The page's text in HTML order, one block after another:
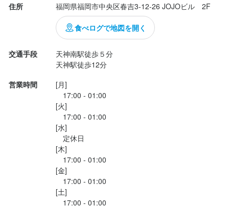
︎︎︎︎︎︎☑︎和牛ハンバーグ定食
ふっくらジューシーで、肉汁たっぷり！和牛ならではの旨みが口
いっぱいに広がり、ソースとの相性も抜群。ご飯がどんどん進み
ます。
・
クリーミーなのに後味さっぱり...
住所 福岡県福岡市中央区春吉3-12-26 JOJOビル　2F
食べログで地図を開く
交通手段
天神南駅徒歩５分
天神駅徒歩12分
営業時間
[月]
17:00 - 01:00
[火]
17:00 - 01:00
[水]
定休日
[木]
17:00 - 01:00
[金]
17:00 - 01:00
[土]
17:00 - 01:00
✨運営企業「株式会社confront」✨
￣￣￣￣￣￣￣￣￣￣￣￣￣￣￣￣￣￣
焼肉BAKUFUを展開するのは、飲食店などの内装工事を設計やデ
ザインから手掛ける「株式会社confront」。
長年飲食店の内装工事を手掛けてきたからこその働きやすい環境
とお客様に楽しんでいただける店舗内装になっております。
飲食事業以外の事業を行っているからこその事業安定性は働く社
員の方の安心に繋がります。
焼肉BAKUFUも日を追うごとにお客様が増え続けており、将来的
なさらなる店舗展開時の店長のポストなど将来的なキャリアアッ
プと安定を兼ね備えた環境で働くことが可能です。
コミュニケーション能力 飲食店での調理経験 飲食店での接客経験 調理師免許
明るく、元気に接客をしていただける方大歓迎！
求める人物像
・飲食店での接客経験のある方歓迎！
・基本的なPC操作の出来る方
・SNS発信やマーケティングの経験のある方優遇
選考の流れ
応募後こちらから連絡させていただきます。
転職や就職など不安も大きいかと思います。気になる点や不明点
など確認の連絡やお問い合わせなども大歓迎です！
ザインから手掛ける「株式会社confront」。
長年飲食店の内装工事を手掛けてきたからこその働きやすい環境
飲食事業以外の事業を行っているからこその事業安定性は働く社
員の方の安心に繋がります。
焼肉BAKUFUも日を追うごとにお客様が増え続けており、将来的
なさらなる店舗展開時の店長のポストなど将来的なキャリアアッ
プと安定を兼ね備えた環境で働くことが可能です。
￣￣￣￣￣￣￣￣￣￣￣￣￣￣￣￣￣￣
身に付くスキル
ザインから手掛ける「株式会社confront」。
長年飲食店の内装工事を手掛けてきたからこその働きやすい環境
飲食事業以外の事業を行っているからこその事業安定性は働く社
員の方の安心に繋がります。
焼肉BAKUFUも日を追うごとにお客様が増え続けており、将来的
なさらなる店舗展開時の店長のポストなど将来的なキャリアアッ
プと安定を兼ね備えた環境で働くことが可能です。
￣￣￣￣￣￣￣￣￣￣￣￣￣￣￣￣￣￣
身に付くスキル
￣￣￣￣￣￣￣￣￣￣￣￣￣￣￣￣￣￣
肉の知識 サービスマナー
必須スキル・経験
・明るく接客のできる方
・飲食店でのホール経験のある方（必須ではございません）
歓迎スキル・経験
コミュニケーション能力 飲食店での調理経験
￣￣￣￣￣￣￣￣￣￣￣￣￣￣￣￣￣￣
肉の知識 サービスマナー
必須スキル・経験
・明るく接客のできる方
・飲食店でのホール経験のある方（必須ではございません）
歓迎スキル・経験
コミュニケーション能力 飲食店での調理経験
身に付くスキル
応募資格
必須スキル・経験
年齢不問！興味を持って下さった方お待ちしております！
歓迎スキル・経験
コミュニケーション能力 飲食店での調理経験